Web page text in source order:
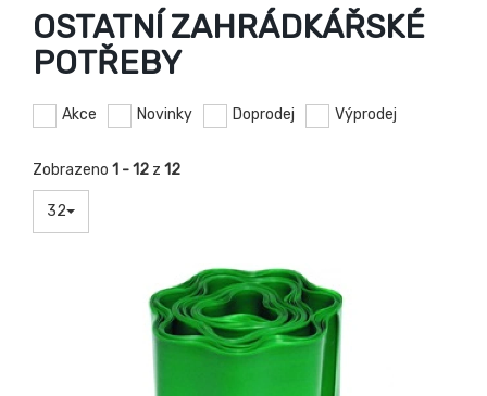
OSTATNÍ ZAHRÁDKÁŘSKÉ
POTŘEBY
Akce Novinky Doprodej Výprodej
Zobrazeno 1 - 12 z 12
32